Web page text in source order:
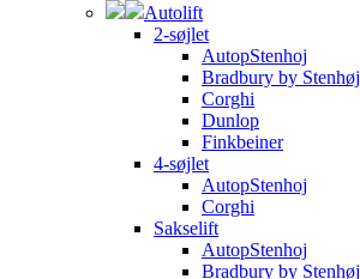
Autolift
2-søjlet
AutopStenhoj
Bradbury by Stenhøj
Corghi
Dunlop
Finkbeiner
4-søjlet
AutopStenhoj
Corghi
Sakselift
AutopStenhoj
Bradbury by Stenhøj